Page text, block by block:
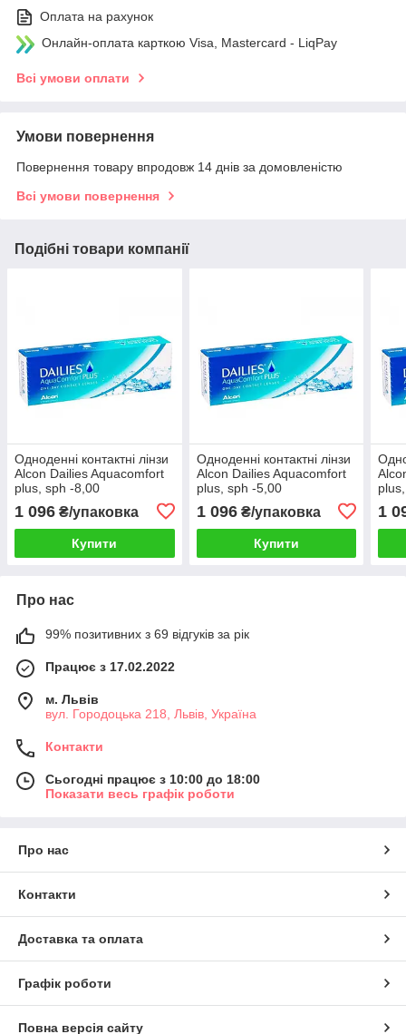
Оплата на рахунок
Онлайн-оплата карткою Visa, Mastercard - LiqPay
Всі умови оплати
Умови повернення
Повернення товару впродовж 14 днів за домовленістю
Всі умови повернення
Подібні товари компанії
Одноденні контактні лінзи
Alcon Dailies Aquacomfort
plus, sph -8,00
1 096 ₴/упаковка
Купити
Одноденні контактні лінзи
Alcon Dailies Aquacomfort
plus, sph -5,00
1 096₴/упаковка
Купити
1
Про нас
99% позитивних з 69 відгуків за рік
Працює з 17.02.2022
м. Львів
вул. Городоцька 218, Львів, Україна
Контакти
Сьогодні працює з 10:00 до 18:00
Показати весь графік роботи
Про нас
Контакти
Доставка та оплата
Графік роботи
Повна версія сайту